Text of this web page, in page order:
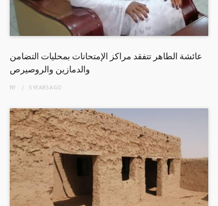
عائشة الطاهر تتفقد مراكز الإمتحانات بمحليات التضامن
والدمازين والروصيرص
BY 5 YEARSAGO